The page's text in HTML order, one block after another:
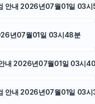
안내 2026년07월01일 03
년07월01일 03시48분
내 2026년07월01일 03시
안내 2026년07월01일 03